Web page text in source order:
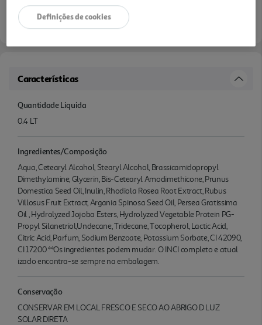
Características
Quantidade Liquida
0.4 LT
Ingredientes/Composição
Aqua, Cetearyl Alcohol, Stearyl Alcohol, Brassicamidopropyl
Dimethylamine, Glycerin, Bis-Cetearyl Amodimethicone, Prunus
Domestica Seed Oil, Inulin, Rhodiola Rosea Root Extract, Rubus
Villosus Fruit Extract, Argania Spinosa Seed Oil, Persea Gratissima
Oil , Hydrolyzed Jojoba Esters, Hydrolyzed Vegetable Protein PG-
Propyl Silanetriol,Undecane, Tridecane, Tocopherol, Lactic Acid,
Citric Acid, Parfum, Sodium Benzoate, Potassium Sorbate, CI 42090,
CI 17200 **Os ingredientes podem mudar. O INCI completo e atual
izado encontra-se sempre na embalagem.
Conservação
CONSERVAR EM LOCAL FRESCO E SECO AO ABRIGO D LUZ
SOLAR DIRETA
Definições de cookies